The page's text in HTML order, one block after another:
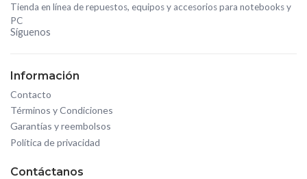
Tienda en línea de repuestos, equipos y accesorios para notebooks y
PC
Síguenos
Información
Contacto
Términos y Condiciones
Garantías y reembolsos
Política de privacidad
Contáctanos